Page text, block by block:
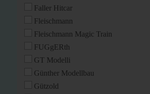
Faller Hitcar
Fleischmann
Fleischmann Magic Train
FUGgERth
GT Modelli
Günther Modellbau
Gützold